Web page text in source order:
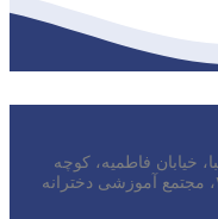
خیابان فاطمیه، کوچه
گودرزی، انتهای کوچه حامدی، پلاک ۲۴، مجتمع آموزشی دخترانه